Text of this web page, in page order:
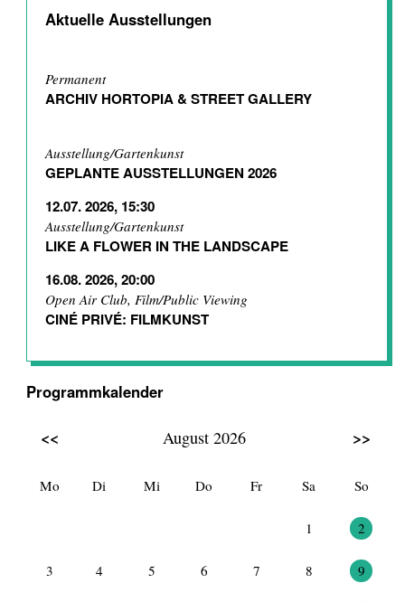
Aktuelle Ausstellungen
Permanent
ARCHIV HORTOPIA & STREET GALLERY
Ausstellung/Gartenkunst
GEPLANTE AUSSTELLUNGEN 2026
12.07. 2026, 15:30
Ausstellung/Gartenkunst
LIKE A FLOWER IN THE LANDSCAPE
16.08. 2026, 20:00
Open Air Club, Film/Public Viewing
CINÉ PRIVÉ: FILMKUNST
Programmkalender
<< August 2026 >>
Mo Di Mi Do Fr Sa So
1 2
3 4 5 6 7 8 9